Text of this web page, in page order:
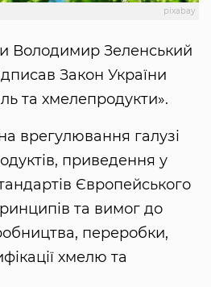
pixabay
Володимир Зеленський
Закон України
та хмелепродукти».
врегулювання галузі
приведення у
Європейського
та вимог до
переробки,
хмелю та